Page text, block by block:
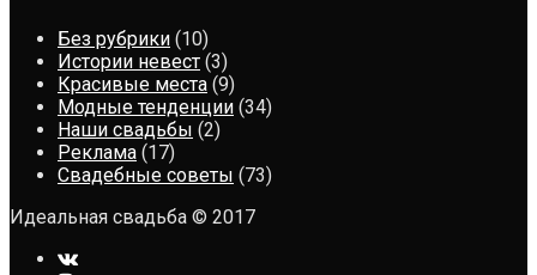
Без рубрики (10)
Истории невест (3)
Красивые места (9)
Модные тенденции (34)
Наши свадьбы (2)
Реклама (17)
Свадебные советы (73)
Идеальная свадьба © 2017